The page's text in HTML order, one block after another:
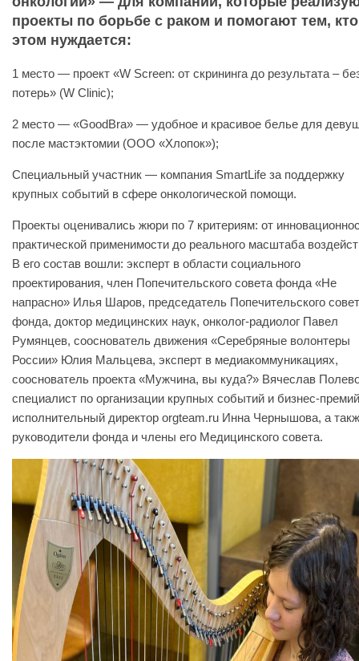
проекты по борьбе с раком и помогают тем,
этом нуждается:
1 место — проект «W Screen: от скрининга до результата –
потерь» (W Clinic);
2 место — «GoodBra» — удобное и красивое белье для
после мастэктомии (ООО «Хлопок»);
Специальный участник — компания SmartLife за поддержку
крупных событий в сфере онкологической помощи.
Проекты оценивались жюри по 7 критериям: от
практической применимости до реального масштаба
В его состав вошли: эксперт в области социального
проектирования, член Попечительского совета фонда «Не
напрасно» Илья Шаров, председатель Попечительского
фонда, доктор медицинских наук, онколог-радиолог Павел
Румянцев, сооснователь движения «Серебряные волонтеры
России» Юлия Мальцева, эксперт в медиакоммуникациях,
сооснователь проекта «Мужчина, вы куда?» Вячеслав
специалист по организации крупных событий и бизнес-
исполнительный директор orgteam.ru Инна Чернышова, а
руководители фонда и члены его Медицинского совета.